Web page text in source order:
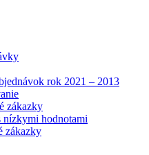
rok 2021 – 2013
zákazky
nízkymi hodnotami
zákazky